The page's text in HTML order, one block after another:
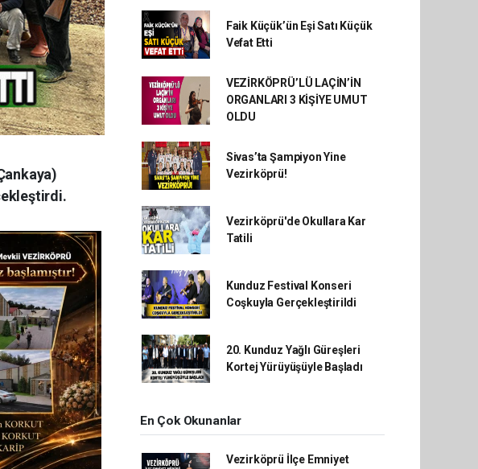
Faik Küçük’ün Eşi Satı Küçük
Vefat Etti
VEZİRKÖPRÜ’LÜ LAÇİN’İN
ORGANLARI 3 KİŞİYE UMUT
OLDU
Sivas’ta Şampiyon Yine
Vezirköprü!
Vezirköprü'de Okullara Kar
Tatili
Kunduz Festival Konseri
Coşkuyla Gerçekleştirildi
20. Kunduz Yağlı Güreşleri
Kortej Yürüyüşüyle Başladı
En Çok Okunanlar
Vezirköprü İlçe Emniyet